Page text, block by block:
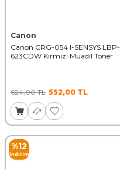
Canon
Canon CRG-054 I-SENSYS LBP-
623CDW Kırmızı Muadil Toner
624,00TL 552,00 TL
%12
İndirim